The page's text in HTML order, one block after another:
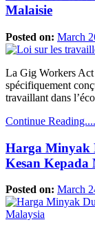
Malaisie
Posted on: March
La Gig Workers
spécifiquement
travaillant dans
Continue Reading....
Harga Minyak
Kesan Kepada
Posted on: March